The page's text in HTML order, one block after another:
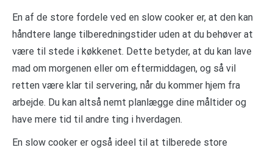
En af de store fordele ved en slow cooker er, at den kan
håndtere lange tilberedningstider uden at du behøver at
være til stede i køkkenet. Dette betyder, at du kan lave
mad om morgenen eller om eftermiddagen, og så vil
retten være klar til servering, når du kommer hjem fra
arbejde. Du kan altså nemt planlægge dine måltider og
have mere tid til andre ting i hverdagen.
En slow cooker er også ideel til at tilberede store